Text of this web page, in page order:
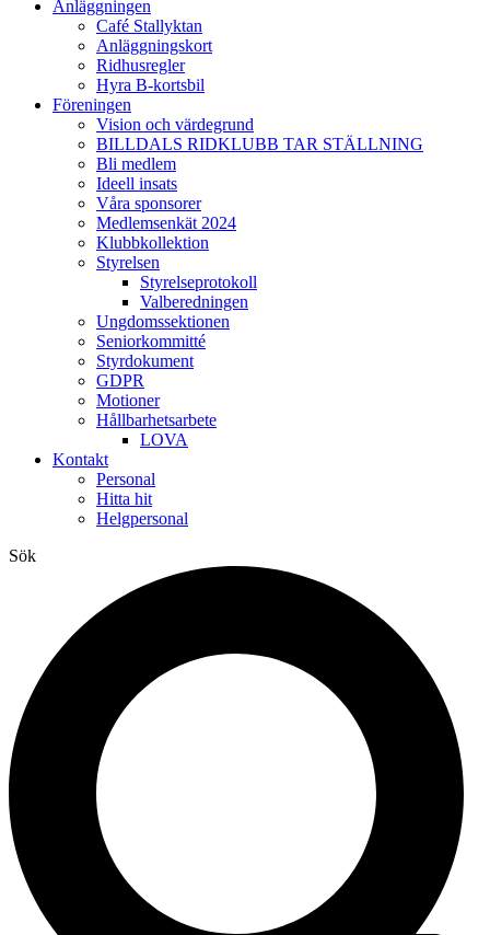
Anläggningen
Café Stallyktan
Anläggningskort
Ridhusregler
Hyra B-kortsbil
Föreningen
Vision och värdegrund
BILLDALS RIDKLUBB TAR STÄLLNING
Bli medlem
Ideell insats
Våra sponsorer
Medlemsenkät 2024
Klubbkollektion
Styrelsen
Styrelseprotokoll
Valberedningen
Ungdomssektionen
Seniorkommitté
Styrdokument
GDPR
Motioner
Hållbarhetsarbete
LOVA
Kontakt
Personal
Hitta hit
Helgpersonal
Sök